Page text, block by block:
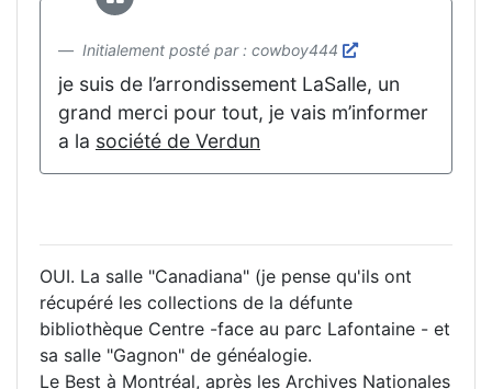
Initialement posté par : cowboy444
je suis de l’arrondissement LaSalle, un
grand merci pour tout, je vais m’informer
a la société de Verdun
OUI. La salle "Canadiana" (je pense qu'ils ont
récupéré les collections de la défunte
bibliothèque Centre -face au parc Lafontaine - et
sa salle "Gagnon" de généalogie.
Le Best à Montréal, après les Archives Nationales